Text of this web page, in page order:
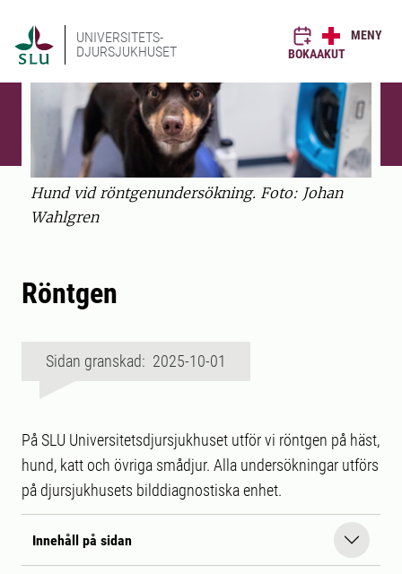
UNIVERSITETS-
DJURSJUKHUSET
BOKAAKUT
MENY
Hund vid röntgenundersökning. Foto: Johan
Wahlgren
Röntgen
Sidan granskad: 2025-10-01
På SLU Universitetsdjursjukhuset utför vi röntgen på häst,
hund, katt och övriga smådjur. Alla undersökningar utförs
på djursjukhusets bilddiagnostiska enhet.
Innehåll på sidan